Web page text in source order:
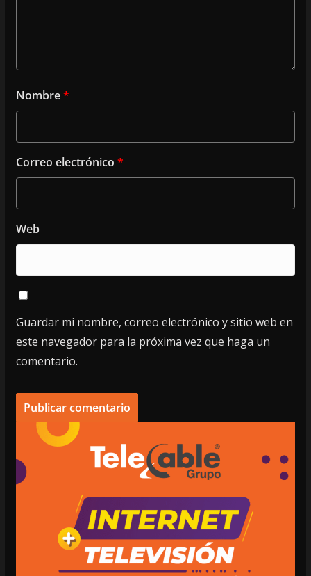
Nombre*
Correo electrónico *
Web
Guardar mi nombre, correo electrónico y sitio web en
este navegador para la próxima vez que haga un
comentario.